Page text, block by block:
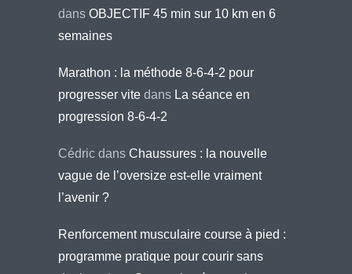
dans OBJECTIF 45 min sur 10 km en 6
semaines
Marathon : la méthode 8-6-4-2 pour
progresser vite dans La séance en
progression 8-6-4-2
Cédric dans Chaussures : la nouvelle
vague de l’oversize est-elle vraiment
l’avenir ?
Renforcement musculaire course à pied :
programme pratique pour courir sans